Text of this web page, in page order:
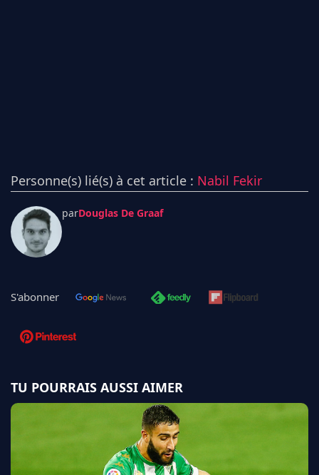
Personne(s) lié(s) à cet article : Nabil Fekir
parDouglas De Graaf
S'abonner
TU POURRAIS AUSSI AIMER